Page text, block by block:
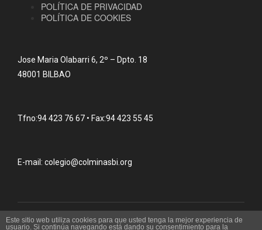
POLÍTICA DE PRIVACIDAD
POLÍTICA DE COOKIES
Jose Maria Olabarri 6, 2º – Dpto. 18
48001 BILBAO
Tfno:94 423 76 67 • Fax:94 423 55 45
E-mail: colegio@colminasbi.org
Copyright 2018 - Colegio Oficial de Ingenieros Técnicos de
Este sitio web utiliza cookies para que usted tenga la mejor experiencia de
usuario. Si continúa navegando está dando su consentimiento para la